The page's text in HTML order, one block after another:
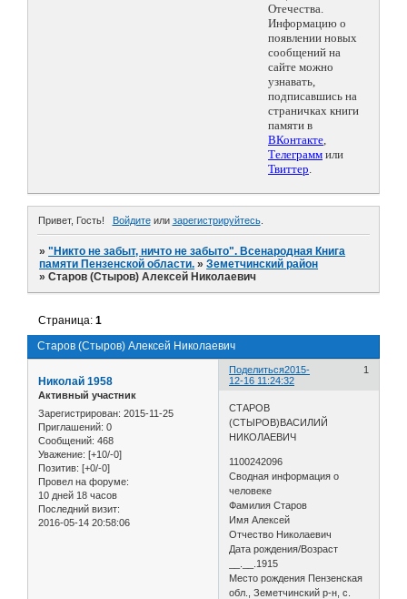
Отечества.
Информацию о
появлении новых
сообщений на
сайте можно
узнавать,
подписавшись на
страничках книги
памяти в
ВКонтакте,
Телеграмм или
Твиттер.
Привет, Гость! Войдитеили зарегистрируйтесь.
»"Никто не забыт, ничто не забыто". Всенародная Книга
памяти Пензенской области. »Земетчинский район
»Старов (Стыров) Алексей Николаевич
Старов (Стыров) Алексей Николаевич
Страница:1
Поделиться 1
2015-
12-16 11:24:32
Николай 1958
Активный участник
Зарегистрирован: 2015-11-25
Приглашений: 0
Сообщений: 468
Уважение: [+10/-0]
Позитив: [+0/-0]
Провел на форуме:
10 дней 18 часов
Последний визит:
2016-05-14 20:58:06
СТАРОВ
(СТЫРОВ)ВАСИЛИЙ
НИКОЛАЕВИЧ
1100242096
Сводная информация о
человеке
Фамилия Старов
Имя Алексей
Отчество Николаевич
Дата рождения/Возраст
__.__.1915
Место рождения Пензенская
обл., Земетчинский р-н, с.